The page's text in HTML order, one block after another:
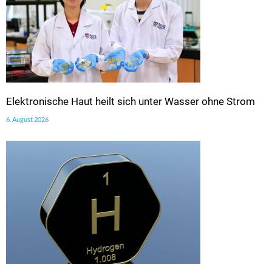
Elektronische Haut heilt sich unter Wasser ohne Strom
6. August 2026